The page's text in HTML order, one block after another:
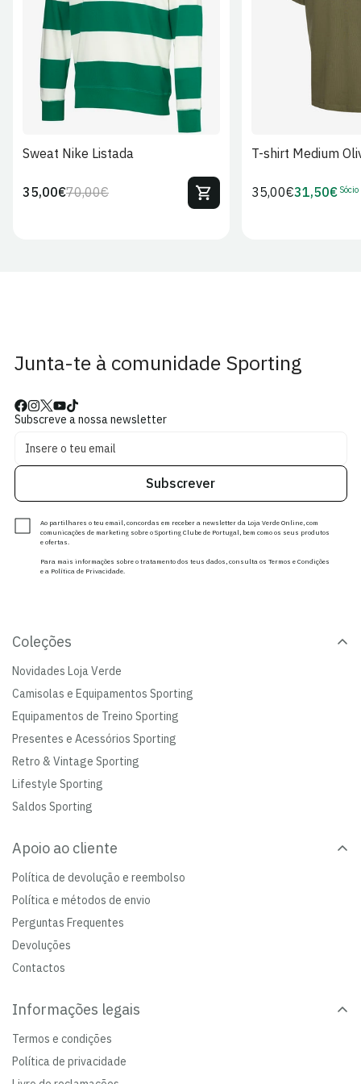
S XL 2XL
Sweat Nike Listada
Preço
70,00€Preço
35,00€
T-shirt Medium
Preço
35,00€Preço
31,50€ Sócio
Junta-te à comunidade Sporting
Subscreve a nossa newsletter
Subscrever
Ao partilhares o teu email, concordas em receber a newsletter da Loja Verde Online, com
comunicações de marketing sobre o Sporting Clube de Portugal, bem como os seus produtos
e ofertas.
Para mais informações sobre o tratamento dos teus dados, consulta os Termos e Condições
e a Política de Privacidade.
Coleções
Novidades Loja Verde
Camisolas e Equipamentos Sporting
Equipamentos de Treino Sporting
Presentes e Acessórios Sporting
Retro & Vintage Sporting
Lifestyle Sporting
Saldos Sporting
Apoio ao cliente
Política de devolução e reembolso
Política e métodos de envio
Perguntas Frequentes
Devoluções
Contactos
Informações legais
Termos e condições
Política de privacidade